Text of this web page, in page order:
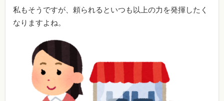
私もそうですが、頼られるといつも以上の力を発揮したく
なりますよね。